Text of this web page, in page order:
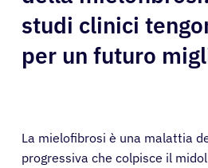
studi clinici
per un futuro
La mielofibrosi è una malattia
progressiva che colpisce il